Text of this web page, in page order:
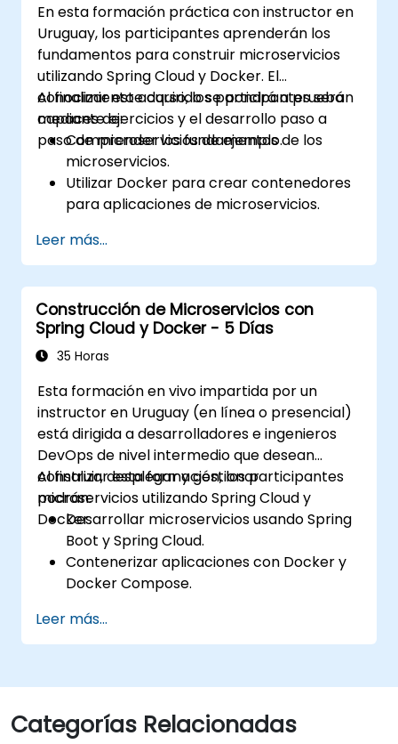
En esta formación práctica con instructor en
Uruguay, los participantes aprenderán los
fundamentos para construir microservicios
utilizando Spring Cloud y Docker. El
conocimiento adquirido se pondrá a prueba
mediante ejercicios y el desarrollo paso a
paso de microservicios de ejemplo.
Al finalizar este curso, los participantes serán
capaces de:
Comprender los fundamentos de los
microservicios.
Utilizar Docker para crear contenedores
para aplicaciones de microservicios.
en contenedores empleando Spring
Cloud y Docker.
Integrar microservicios con servicios de
descubrimiento y la puerta de enlace API
(API Gateway) de Spring Cloud.
Usar Docker Compose para pruebas de
Leer más...
Construcción de Microservicios con
Spring Cloud y Docker - 5 Días
35 Horas
Esta formación en vivo impartida por un
instructor en Uruguay (en línea o presencial)
está dirigida a desarrolladores e ingenieros
DevOps de nivel intermedio que desean
construir, desplegar y gestionar
microservicios utilizando Spring Cloud y
Docker.
Al finalizar esta formación, los participantes
podrán:
Desarrollar microservicios usando Spring
Boot y Spring Cloud.
Contenerizar aplicaciones con Docker y
Docker Compose.
servicios, puertas de enlace de API y
comunicación entre servicios.
en entornos de producción.
Desplegar y orquestar microservicios
utilizando Kubernetes.
Leer más...
Categorías Relacionadas